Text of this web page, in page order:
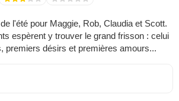
l'été pour Maggie, Rob, Claudia et Scott.
espèrent y trouver le grand frisson : celui
premiers désirs et premières amours...